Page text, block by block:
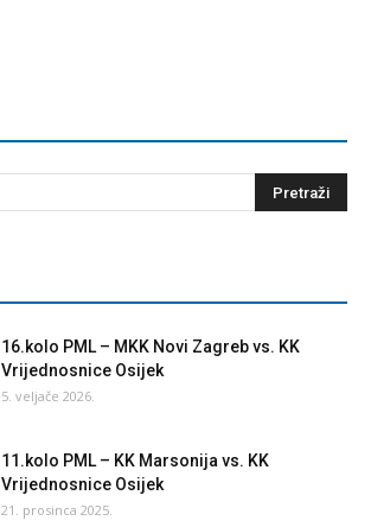
16.kolo PML – MKK Novi Zagreb vs. KK
Vrijednosnice Osijek
5. veljače 2026.
11.kolo PML – KK Marsonija vs. KK
Vrijednosnice Osijek
21. prosinca 2025.